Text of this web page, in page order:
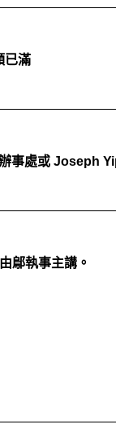
已滿
事處或Joseph
鄔執事主講。